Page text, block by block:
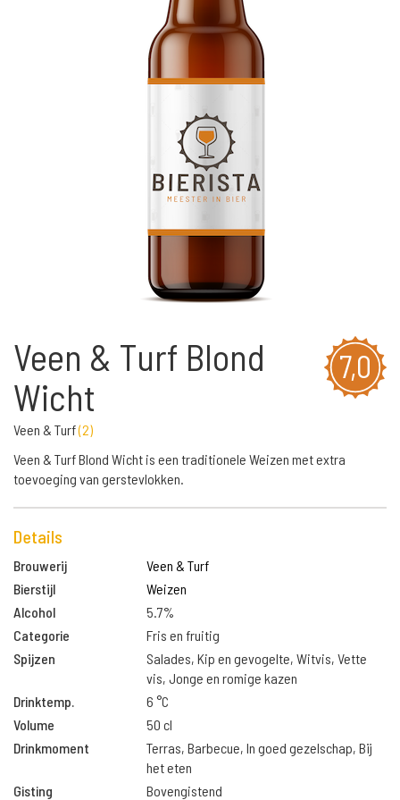
7,0
Veen & Turf Blond
Wicht
Veen & Turf(2)
Veen & Turf Blond Wicht is een traditionele Weizen met extra
toevoeging van gerstevlokken.
Details
Brouwerij
Veen & Turf
Bierstijl
Weizen
Alcohol
5.7%
Categorie
Fris en fruitig
Spijzen
Salades, Kip en gevogelte, Witvis, Vette
vis, Jonge en romige kazen
Drinktemp.
6 °C
Volume
50 cl
Drinkmoment
Terras, Barbecue, In goed gezelschap, Bij
het eten
Gisting
Bovengistend